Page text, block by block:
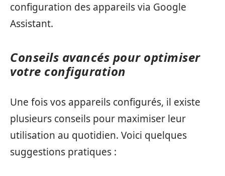
configuration des appareils via Google
Assistant.
Conseils avancés pour optimiser
votre configuration
Une fois vos appareils configurés, il existe
plusieurs conseils pour maximiser leur
utilisation au quotidien. Voici quelques
suggestions pratiques :